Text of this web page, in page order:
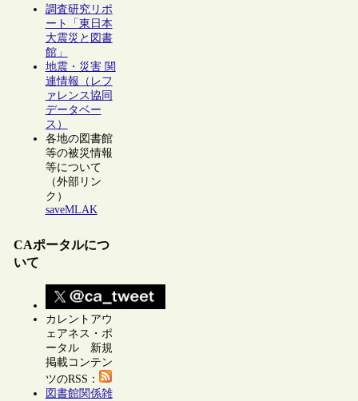
調査研究リポ
ート「東日本
大震災と図書
館」
地震・災害 関
連情報（レフ
ァレンス協同
データベー
ス）
各地の図書館
等の被災情報
等について
（外部リン
ク）
saveMLAK
CAポータルにつ
いて
カレントアウ
ェアネス・ポ
ータル 新規
掲載コンテン
ツのRSS：
図書館関係雑